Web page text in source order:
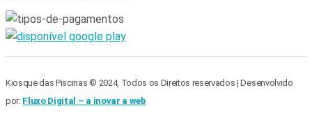
Kiosque das Piscinas © 2024, Todos os Direitos reservados | Desenvolvido
por: Fluxo Digital – a inovar a web